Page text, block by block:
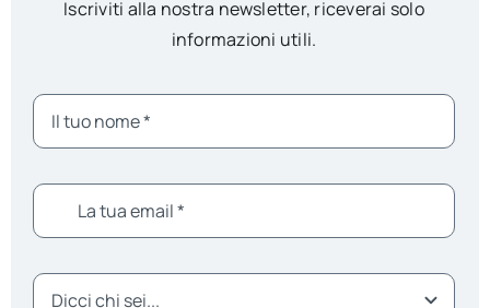
Iscriviti alla nostra newsletter, riceverai solo
informazioni utili.